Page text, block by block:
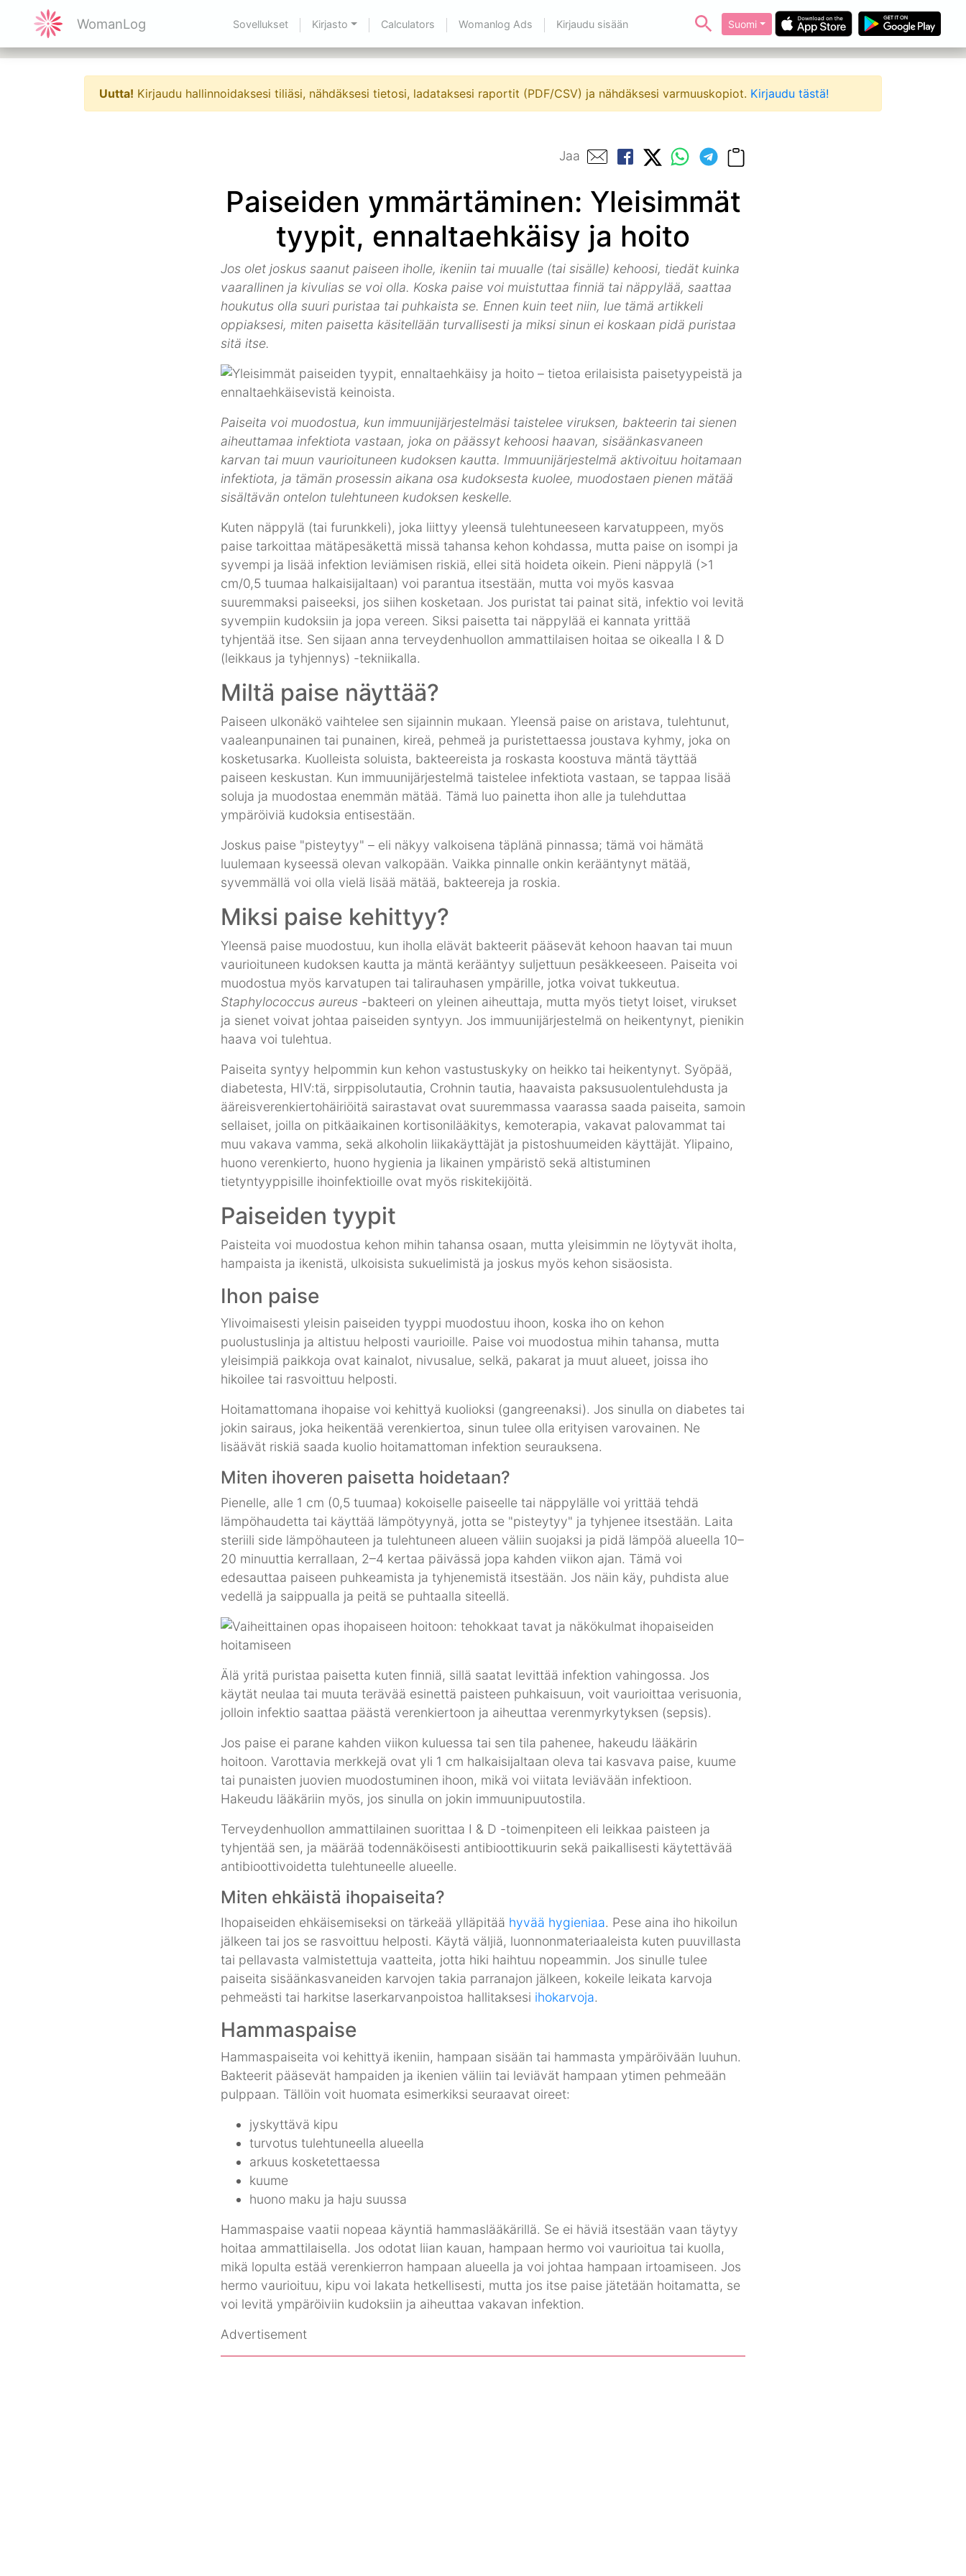
WomanLog Sovellukset Kirjasto Calculators Womanlog Ads Kirjaudu sisään Suomi
Uutta! Kirjaudu hallinnoidaksesi tiliäsi, nähdäksesi tietosi, ladataksesi raportit (PDF/CSV) ja nähdäksesi varmuuskopiot. Kirjaudu tästä!
Jaa
Paiseiden ymmärtäminen: Yleisimmät
tyypit, ennaltaehkäisy ja hoito
Jos olet joskus saanut paiseen iholle, ikeniin tai muualle (tai sisälle) kehoosi, tiedät kuinka
vaarallinen ja kivulias se voi olla. Koska paise voi muistuttaa finniä tai näppylää, saattaa
houkutus olla suuri puristaa tai puhkaista se. Ennen kuin teet niin, lue tämä artikkeli
oppiaksesi, miten paisetta käsitellään turvallisesti ja miksi sinun ei koskaan pidä puristaa
sitä itse.
Paiseita voi muodostua, kun immuunijärjestelmäsi taistelee viruksen, bakteerin tai sienen
aiheuttamaa infektiota vastaan, joka on päässyt kehoosi haavan, sisäänkasvaneen
karvan tai muun vaurioituneen kudoksen kautta. Immuunijärjestelmä aktivoituu hoitamaan
infektiota, ja tämän prosessin aikana osa kudoksesta kuolee, muodostaen pienen mätää
sisältävän ontelon tulehtuneen kudoksen keskelle.
Kuten näppylä (tai furunkkeli), joka liittyy yleensä tulehtuneeseen karvatuppeen, myös
paise tarkoittaa mätäpesäkettä missä tahansa kehon kohdassa, mutta paise on isompi ja
syvempi ja lisää infektion leviämisen riskiä, ellei sitä hoideta oikein. Pieni näppylä (>1
cm/0,5 tuumaa halkaisijaltaan) voi parantua itsestään, mutta voi myös kasvaa
suuremmaksi paiseeksi, jos siihen kosketaan. Jos puristat tai painat sitä, infektio voi levitä
syvempiin kudoksiin ja jopa vereen. Siksi paisetta tai näppylää ei kannata yrittää
tyhjentää itse. Sen sijaan anna terveydenhuollon ammattilaisen hoitaa se oikealla I & D
(leikkaus ja tyhjennys) -tekniikalla.
Miltä paise näyttää?
Paiseen ulkonäkö vaihtelee sen sijainnin mukaan. Yleensä paise on aristava, tulehtunut,
vaaleanpunainen tai punainen, kireä, pehmeä ja puristettaessa joustava kyhmy, joka on
kosketusarka. Kuolleista soluista, bakteereista ja roskasta koostuva mäntä täyttää
paiseen keskustan. Kun immuunijärjestelmä taistelee infektiota vastaan, se tappaa lisää
soluja ja muodostaa enemmän mätää. Tämä luo painetta ihon alle ja tulehduttaa
ympäröiviä kudoksia entisestään.
Joskus paise "pisteytyy" – eli näkyy valkoisena täplänä pinnassa; tämä voi hämätä
luulemaan kyseessä olevan valkopään. Vaikka pinnalle onkin kerääntynyt mätää,
syvemmällä voi olla vielä lisää mätää, bakteereja ja roskia.
Miksi paise kehittyy?
Yleensä paise muodostuu, kun iholla elävät bakteerit pääsevät kehoon haavan tai muun
vaurioituneen kudoksen kautta ja mäntä kerääntyy suljettuun pesäkkeeseen. Paiseita voi
muodostua myös karvatupen tai talirauhasen ympärille, jotka voivat tukkeutua.
Staphylococcus aureus -bakteeri on yleinen aiheuttaja, mutta myös tietyt loiset, virukset
ja sienet voivat johtaa paiseiden syntyyn. Jos immuunijärjestelmä on heikentynyt, pienikin
haava voi tulehtua.
Paiseita syntyy helpommin kun kehon vastustuskyky on heikko tai heikentynyt. Syöpää,
diabetesta, HIV:tä, sirppisolutautia, Crohnin tautia, haavaista paksusuolentulehdusta ja
ääreisverenkiertohäiriöitä sairastavat ovat suuremmassa vaarassa saada paiseita, samoin
sellaiset, joilla on pitkäaikainen kortisonilääkitys, kemoterapia, vakavat palovammat tai
muu vakava vamma, sekä alkoholin liikakäyttäjät ja pistoshuumeiden käyttäjät. Ylipaino,
huono verenkierto, huono hygienia ja likainen ympäristö sekä altistuminen
tietyntyyppisille ihoinfektioille ovat myös riskitekijöitä.
Paiseiden tyypit
Paisteita voi muodostua kehon mihin tahansa osaan, mutta yleisimmin ne löytyvät iholta,
hampaista ja ikenistä, ulkoisista sukuelimistä ja joskus myös kehon sisäosista.
Ihon paise
Ylivoimaisesti yleisin paiseiden tyyppi muodostuu ihoon, koska iho on kehon
puolustuslinja ja altistuu helposti vaurioille. Paise voi muodostua mihin tahansa, mutta
yleisimpiä paikkoja ovat kainalot, nivusalue, selkä, pakarat ja muut alueet, joissa iho
hikoilee tai rasvoittuu helposti.
Hoitamattomana ihopaise voi kehittyä kuolioksi (gangreenaksi). Jos sinulla on diabetes tai
jokin sairaus, joka heikentää verenkiertoa, sinun tulee olla erityisen varovainen. Ne
lisäävät riskiä saada kuolio hoitamattoman infektion seurauksena.
Miten ihoveren paisetta hoidetaan?
Pienelle, alle 1 cm (0,5 tuumaa) kokoiselle paiseelle tai näppylälle voi yrittää tehdä
lämpöhaudetta tai käyttää lämpötyynyä, jotta se "pisteytyy" ja tyhjenee itsestään. Laita
steriili side lämpöhauteen ja tulehtuneen alueen väliin suojaksi ja pidä lämpöä alueella 10–
20 minuuttia kerrallaan, 2–4 kertaa päivässä jopa kahden viikon ajan. Tämä voi
edesauttaa paiseen puhkeamista ja tyhjenemistä itsestään. Jos näin käy, puhdista alue
vedellä ja saippualla ja peitä se puhtaalla siteellä.
Älä yritä puristaa paisetta kuten finniä, sillä saatat levittää infektion vahingossa. Jos
käytät neulaa tai muuta terävää esinettä paisteen puhkaisuun, voit vaurioittaa verisuonia,
jolloin infektio saattaa päästä verenkiertoon ja aiheuttaa verenmyrkytyksen (sepsis).
Jos paise ei parane kahden viikon kuluessa tai sen tila pahenee, hakeudu lääkärin
hoitoon. Varottavia merkkejä ovat yli 1 cm halkaisijaltaan oleva tai kasvava paise, kuume
tai punaisten juovien muodostuminen ihoon, mikä voi viitata leviävään infektioon.
Hakeudu lääkäriin myös, jos sinulla on jokin immuunipuutostila.
Terveydenhuollon ammattilainen suorittaa I & D -toimenpiteen eli leikkaa paisteen ja
tyhjentää sen, ja määrää todennäköisesti antibioottikuurin sekä paikallisesti käytettävää
antibioottivoidetta tulehtuneelle alueelle.
Miten ehkäistä ihopaiseita?
Ihopaiseiden ehkäisemiseksi on tärkeää ylläpitää hyvää hygieniaa. Pese aina iho hikoilun
jälkeen tai jos se rasvoittuu helposti. Käytä väljiä, luonnonmateriaaleista kuten puuvillasta
tai pellavasta valmistettuja vaatteita, jotta hiki haihtuu nopeammin. Jos sinulle tulee
paiseita sisäänkasvaneiden karvojen takia parranajon jälkeen, kokeile leikata karvoja
pehmeästi tai harkitse laserkarvanpoistoa hallitaksesi ihokarvoja.
Hammaspaise
Hammaspaiseita voi kehittyä ikeniin, hampaan sisään tai hammasta ympäröivään luuhun.
Bakteerit pääsevät hampaiden ja ikenien väliin tai leviävät hampaan ytimen pehmeään
pulppaan. Tällöin voit huomata esimerkiksi seuraavat oireet:
jyskyttävä kipu
turvotus tulehtuneella alueella
arkuus kosketettaessa
kuume
huono maku ja haju suussa
Hammaspaise vaatii nopeaa käyntiä hammaslääkärillä. Se ei häviä itsestään vaan täytyy
hoitaa ammattilaisella. Jos odotat liian kauan, hampaan hermo voi vaurioitua tai kuolla,
mikä lopulta estää verenkierron hampaan alueella ja voi johtaa hampaan irtoamiseen. Jos
hermo vaurioituu, kipu voi lakata hetkellisesti, mutta jos itse paise jätetään hoitamatta, se
voi levitä ympäröiviin kudoksiin ja aiheuttaa vakavan infektion.
Advertisement